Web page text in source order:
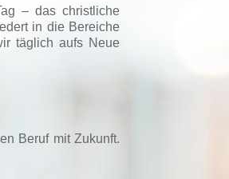
– das christliche
in die Bereiche
täglich aufs Neue
Beruf mit Zukunft.